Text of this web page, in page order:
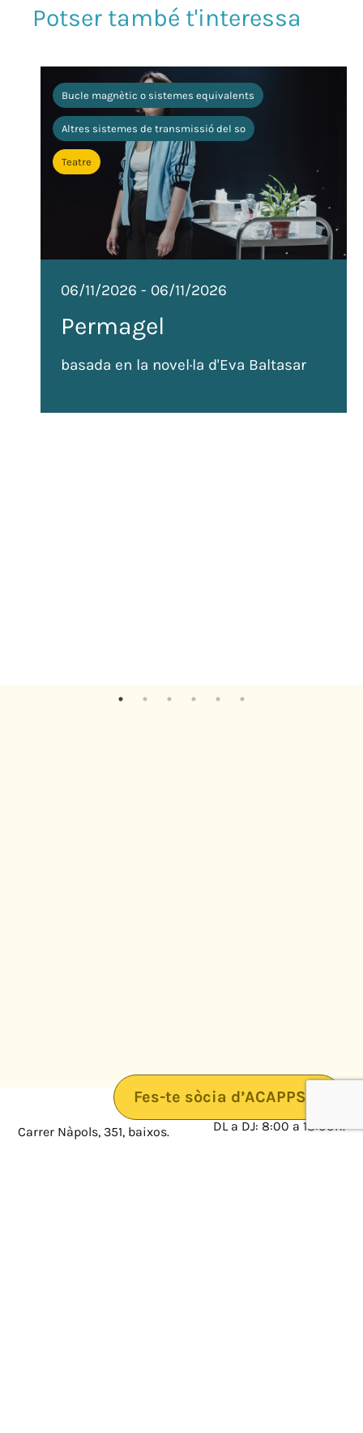
Bucle magnètic o sistemes equivalents
Altres sistemes de transmissió del so
Teatre
06/11/2026 - 06/11/2026
Permagel
basada en la novel·la d'Eva Baltasar
Fes-te sòcia d’ACAPPS
Carrer Nàpols, 351, baixos.
08025 · Barcelona
DL a DJ: 8:00 a 18:00h.